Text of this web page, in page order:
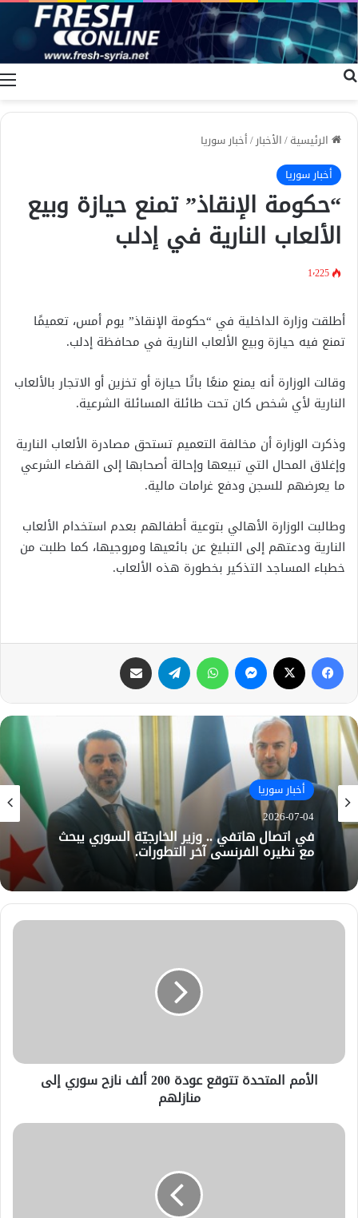
الرئيسية/الأخبار/أخبار سوريا
أخبار سوريا
“حكومة الإنقاذ” تمنع حيازة وبيع
الألعاب النارية في إدلب
1٬225
أطلقت وزارة الداخلية في “حكومة الإنقاذ” يوم أمس، تعميمًا
تمنع فيه حيازة وبيع الألعاب النارية في محافظة إدلب.
وقالت الوزارة أنه يمنع منعًا باتًا حيازة أو تخزين أو الاتجار بالألعاب
النارية لأي شخص كان تحت طائلة المسائلة الشرعية.
وذكرت الوزارة أن مخالفة التعميم تستحق مصادرة الألعاب النارية
وإغلاق المحال التي تبيعها وإحالة أصحابها إلى القضاء الشرعي
ما يعرضهم للسجن ودفع غرامات مالية.
وطالبت الوزارة الأهالي بتوعية أطفالهم بعدم استخدام الألعاب
النارية ودعتهم إلى التبليغ عن بائعيها ومروجيها، كما طلبت من
خطباء المساجد التذكير بخطورة هذه الألعاب.
فيسبوك ماسنجر واتساب تيلقرام
أخبار سوريا
2026-07-04
في اتصال هاتفي .. وزير الخارجيّة السوري يبحث
مع نظيره الفرنسي آخر التطورات.
الأمم المتحدة تتوقع عودة 200 ألف نازح سوري إلى
منازلهم